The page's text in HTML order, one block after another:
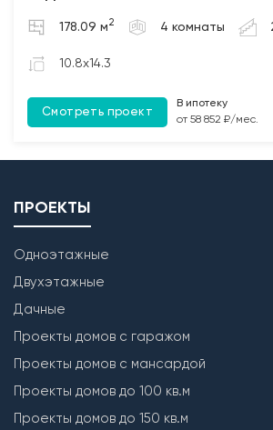
участков между плит перекрытия
обработкой Биозащитным составом.
Лестница
178.09 м 2 4 комнаты
10.8x14.3
Смотреть проект
В ипотеку
от 58 852 ₽/мес.
ПРОЕКТЫ
Одноэтажные
Двухэтажные
Дачные
Проекты домов с гаражом
Проекты домов с мансардой
Проекты домов до 100 кв.м
Проекты домов до 150 кв.м